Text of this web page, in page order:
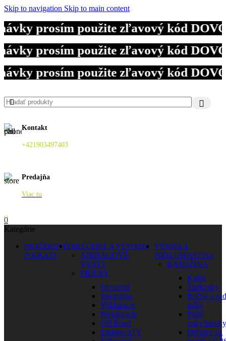
Skip to navigation Skip to main content
použite zľavový kód
použite zľavový kód
použite zľavový kód
Kontakt
+421903497403
Predajňa
Viac tu
0
Kategórie
DARČEKOVÉ
POUKAZY
OBLEČENIE A VÝSTROJ
AIRBAGOVÉ
VESTY
PRILBY
Otvorené
Integrálne
Vyklápacie
Preklápacie
Off Road
Enduro/ATV
VÝBAVA A
PRÍSLUŠENSTVO
BATOŽINA
Kufre
Tankvaky
Bočné a
tašky
Pitné
vaky/batohy
Držiaky na